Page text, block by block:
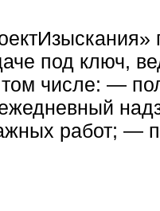
под ключ,
том числе: —
работ; —